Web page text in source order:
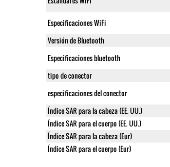
Especificaciones WiFi
Versión de Bluetooth
Especificaciones bluetooth
tipo de conector
especificaciones del conector
Índice SAR para la cabeza (EE. UU.)
Índice SAR para el cuerpo (EE. UU.)
Índice SAR para la cabeza (Eur)
Índice SAR para el cuerpo (Eur)